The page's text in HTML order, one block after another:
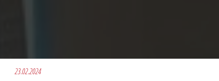
23.02.2024